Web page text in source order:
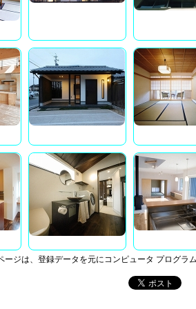
ジは、登録データを元にコンピュータ プログラ